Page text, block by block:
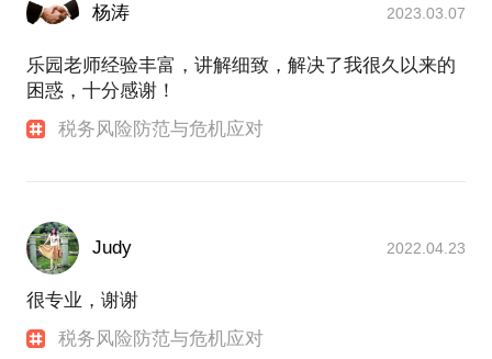
杨涛 2023.03.07
乐园老师经验丰富，讲解细致，解决了我很久以来的
困惑，十分感谢！
税务风险防范与危机应对
Judy 2022.04.23
很专业，谢谢
税务风险防范与危机应对